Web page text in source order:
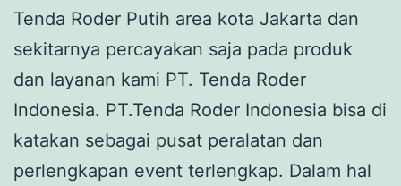
Tenda Roder Putih area kota Jakarta dan
sekitarnya percayakan saja pada produk
dan layanan kami PT. Tenda Roder
Indonesia. PT.Tenda Roder Indonesia bisa di
katakan sebagai pusat peralatan dan
perlengkapan event terlengkap. Dalam hal